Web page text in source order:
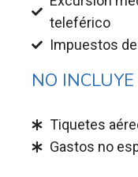
teleférico
Impuestos
NO INCLUYE
Tiquetes
Gastos no